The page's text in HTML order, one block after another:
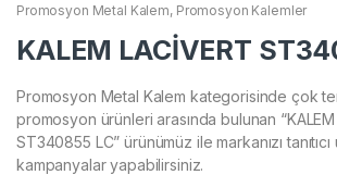
Promosyon Metal Kalem, Promosyon Kalemler
KALEM LACİVERT
Promosyon Metal Kalem kategorisinde çok
promosyon ürünleri arasında bulunan “KALEM
ST340855 LC” ürünümüz ile markanızı
kampanyalar yapabilirsiniz.